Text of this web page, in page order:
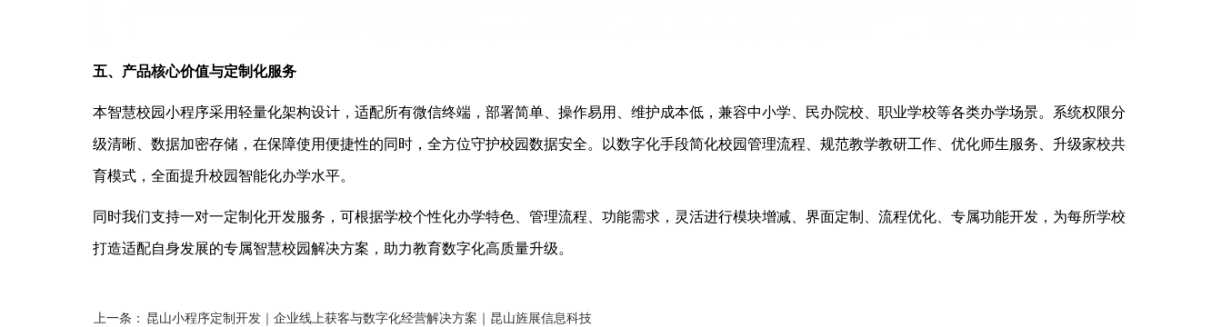
五、产品核心价值与定制化服务
本智慧校园小程序采用轻量化架构设计，适配所有微信终端，部署简单、操作易用、维护成本低，兼容中小学、民办院校、职业学校等各类办学场景。系统权限分
级清晰、数据加密存储，在保障使用便捷性的同时，全方位守护校园数据安全。以数字化手段简化校园管理流程、规范教学教研工作、优化师生服务、升级家校共
育模式，全面提升校园智能化办学水平。
同时我们支持一对一定制化开发服务，可根据学校个性化办学特色、管理流程、功能需求，灵活进行模块增减、界面定制、流程优化、专属功能开发，为每所学校
打造适配自身发展的专属智慧校园解决方案，助力教育数字化高质量升级。
上一条： 昆山小程序定制开发｜企业线上获客与数字化经营解决方案｜昆山旌展信息科技